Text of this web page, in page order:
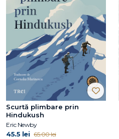
Scurtă plimbare prin
Hindukush
Eric Newby
45.5 lei 65.00 lei